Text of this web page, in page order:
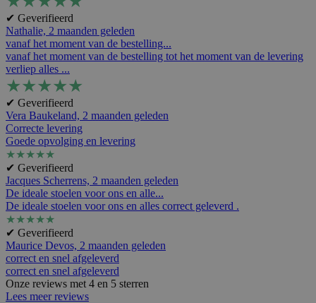
✔ Geverifieerd
Nathalie, 2 maanden geleden
vanaf het moment van de bestelling...
vanaf het moment van de bestelling tot het moment van de levering
verliep alles ...
★★★★★
✔ Geverifieerd
Vera Baukeland, 2 maanden geleden
Correcte levering
Goede opvolging en levering
★★★★★
✔ Geverifieerd
Jacques Scherrens, 2 maanden geleden
De ideale stoelen voor ons en alle...
De ideale stoelen voor ons en alles correct geleverd .
★★★★★
✔ Geverifieerd
Maurice Devos, 2 maanden geleden
correct en snel afgeleverd
correct en snel afgeleverd
Onze reviews met 4 en 5 sterren
Lees meer reviews